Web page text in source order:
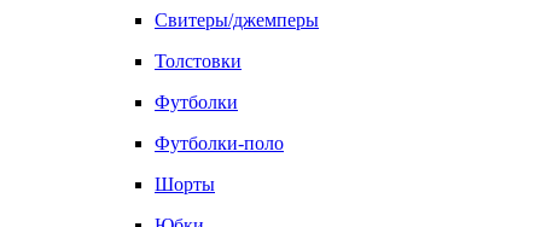
Свитеры/джемперы
Толстовки
Футболки
Футболки-поло
Шорты